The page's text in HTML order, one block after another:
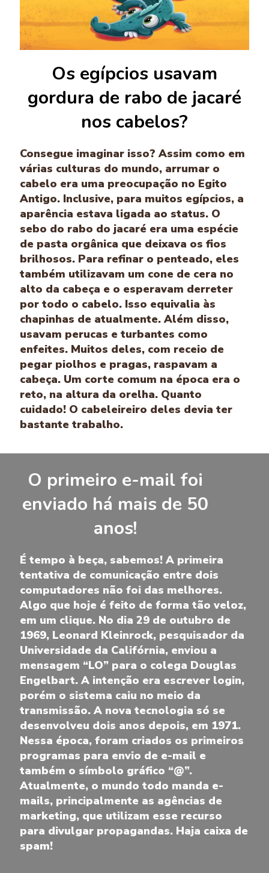
Os egípcios usavam
gordura de rabo de jacaré
nos cabelos?
Consegue imaginar isso? Assim como em
várias culturas do mundo, arrumar o
cabelo era uma preocupação no Egito
Antigo. Inclusive, para muitos egípcios, a
aparência estava ligada ao status. O
sebo do rabo do jacaré era uma espécie
de pasta orgânica que deixava os fios
brilhosos. Para refinar o penteado, eles
também utilizavam um cone de cera no
alto da cabeça e o esperavam derreter
por todo o cabelo. Isso equivalia às
chapinhas de atualmente. Além disso,
usavam perucas e turbantes como
enfeites. Muitos deles, com receio de
pegar piolhos e pragas, raspavam a
cabeça. Um corte comum na época era o
reto, na altura da orelha. Quanto
cuidado! O cabeleireiro deles devia ter
bastante trabalho.
O primeiro e-mail foi
enviado há mais de 50
anos!
É tempo à beça, sabemos! A primeira
tentativa de comunicação entre dois
computadores não foi das melhores.
Algo que hoje é feito de forma tão veloz,
em um clique. No dia 29 de outubro de
1969, Leonard Kleinrock, pesquisador da
Universidade da Califórnia, enviou a
mensagem “LO” para o colega Douglas
Engelbart. A intenção era escrever login,
porém o sistema caiu no meio da
transmissão. A nova tecnologia só se
desenvolveu dois anos depois, em 1971.
Nessa época, foram criados os primeiros
programas para envio de e-mail e
também o símbolo gráfico “@”.
Atualmente, o mundo todo manda e-
mails, principalmente as agências de
marketing, que utilizam esse recurso
para divulgar propagandas. Haja caixa de
spam!